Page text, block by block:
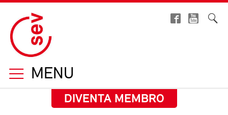
MENU
DIVENTA MEMBRO